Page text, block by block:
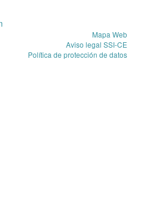
Mapa Web
Aviso legal SSI-CE
Política de protección de datos